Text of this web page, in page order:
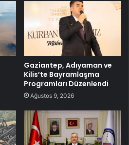
Gaziantep, Adıyaman ve
Kilis’te Bayramlaşma
Programları Düzenlendi
Ağustos 9, 2026